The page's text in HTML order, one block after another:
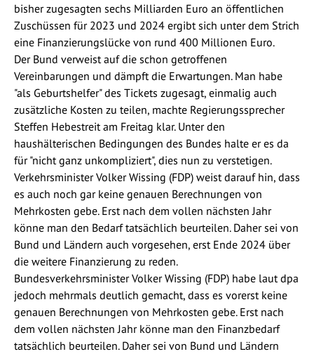
bisher zugesagten sechs Milliarden Euro an öffentlichen
Zuschüssen für 2023 und 2024 ergibt sich unter dem Strich
eine Finanzierungslücke von rund 400 Millionen Euro.
Der Bund verweist auf die schon getroffenen
Vereinbarungen und dämpft die Erwartungen. Man habe
"als Geburtshelfer" des Tickets zugesagt, einmalig auch
zusätzliche Kosten zu teilen, machte Regierungssprecher
Steffen Hebestreit am Freitag klar. Unter den
haushälterischen Bedingungen des Bundes halte er es da
für "nicht ganz unkompliziert", dies nun zu verstetigen.
Verkehrsminister Volker Wissing (FDP) weist darauf hin, dass
es auch noch gar keine genauen Berechnungen von
Mehrkosten gebe. Erst nach dem vollen nächsten Jahr
könne man den Bedarf tatsächlich beurteilen. Daher sei von
Bund und Ländern auch vorgesehen, erst Ende 2024 über
die weitere Finanzierung zu reden.
Bundesverkehrsminister Volker Wissing (FDP) habe laut dpa
jedoch mehrmals deutlich gemacht, dass es vorerst keine
genauen Berechnungen von Mehrkosten gebe. Erst nach
dem vollen nächsten Jahr könne man den Finanzbedarf
tatsächlich beurteilen. Daher sei von Bund und Ländern